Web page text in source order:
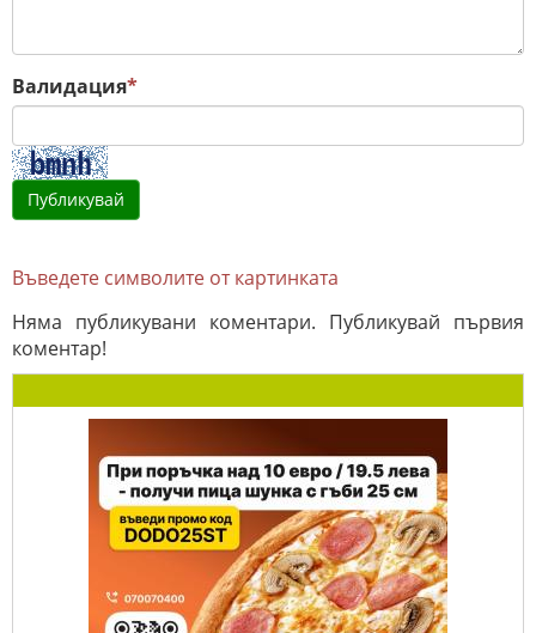
Валидация*
Въведете символите от картинката
Няма публикувани коментари. Публикувай първия
коментар!